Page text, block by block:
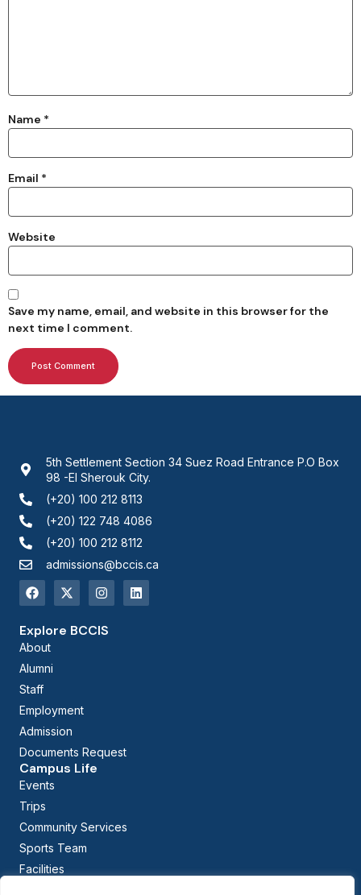
Name *
Email *
Website
Save my name, email, and website in this browser for the
next time I comment.
5th Settlement Section 34 Suez Road Entrance P.O Box
98 -El Sherouk City.
(+20) 100 212 8113
(+20) 122 748 4086
(+20) 100 212 8112
admissions@bccis.ca
Explore BCCIS
About
Alumni
Staff
Employment
Admission
Documents Request
Campus Life
Events
Trips
Community Services
Sports Team
Facilities